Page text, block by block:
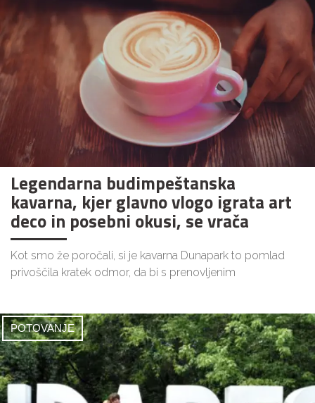
Legendarna budimpeštanska
kavarna, kjer glavno vlogo igrata art
deco in posebni okusi, se vrača
Kot smo že poročali, si je kavarna Dunapark to pomlad
privoščila kratek odmor, da bi s prenovljenim
POTOVANJE